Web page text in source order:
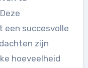
succesvolle
zijn
hoeveelheid